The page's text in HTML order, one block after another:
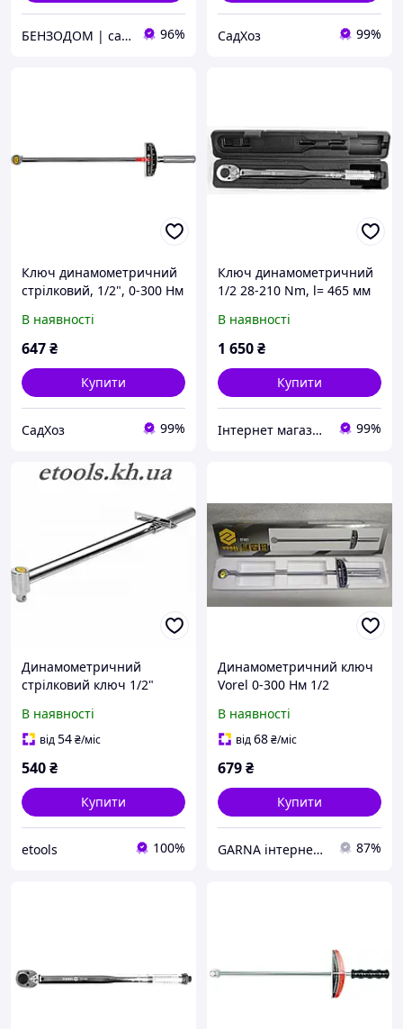
БЕНЗОДОМ | садова техніка та електроінструмент 96% СадХоз 99%
Ключ динамометричний
стрілковий, 1/2", 0-300 Нм
В наявності
647₴
Купити
СадХоз 99%
Ключ динамометричний
1/2 28-210 Nm, l= 465 мм
В наявності
1 650₴
Купити
Інтернет магазин Автостиль78 99%
Динамометричний
стрілковий ключ 1/2"
В наявності
від54₴/міс
540₴
Купити
etools 100%
Динамометричний ключ
Vorel 0-300 Нм 1/2
В наявності
від68₴/міс
679₴
Купити
GARNA інтернет-магазин автозапчастин 87%